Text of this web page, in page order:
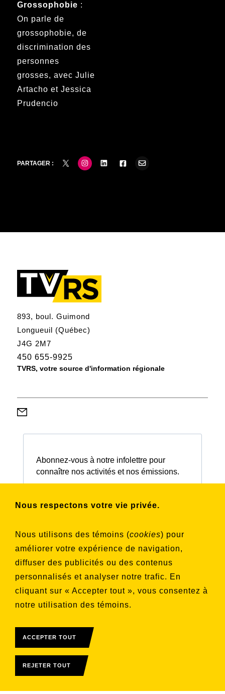
Nous respectons votre vie privée.
Nous utilisons des témoins (cookies) pour
améliorer votre expérience de navigation,
diffuser des publicités ou des contenus
personnalisés et analyser notre trafic. En
cliquant sur « Accepter tout », vous consentez à
notre utilisation des témoins.
ACCEPTER TOUT
REJETER TOUT
Grossophobie :
On parle de
grossophobie, de
discrimination des
personnes
grosses, avec Julie
Artacho et Jessica
Prudencio
PARTAGER :
893, boul. Guimond
Longueuil (Québec)
J4G 2M7
450 655-9925
TVRS, votre source d'information régionale
Abonnez-vous à notre infolettre pour
connaître nos activités et nos émissions.
Choisissez les listes auxquelles vous
Aucune liste sélectionnée
S'INSCRIRE